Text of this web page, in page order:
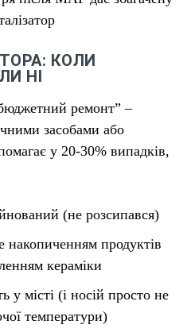
КОЛИ
НІ
ремонт” –
засобами або
у 20-30% випадків,
(не розсипався)
накопиченням продуктів
кераміки
у місті (і носій просто не
температури)